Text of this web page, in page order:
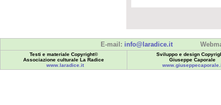
E-mail: info@laradice.it
Testi e materiale Copyright©
Associazione culturale La Radice
www.laradice.it
Sviluppo e design
Giuseppe Caporale